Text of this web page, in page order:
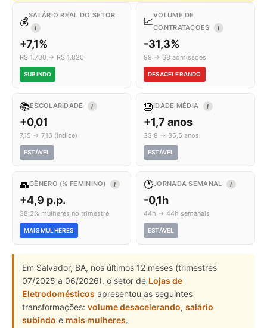
💰
SALÁRIO REAL DO SETOR
I
+7,1%
R$ 1.700 → R$ 1.820
SUBINDO
📈
VOLUME DE
CONTRATAÇÕES
I
-31,3%
99 → 68 admissões
DESACELERANDO
📚ESCOLARIDADE I
+0,01
7,15 → 7,16 (índice)
ESTÁVEL
🎂IDADE MÉDIA I
+1,7 anos
33,8 → 35,5 anos
ESTÁVEL
👥GÊNERO (% FEMININO) I
+4,9 p.p.
38,2% mulheres no trimestre
MAIS MULHERES
🕐JORNADA SEMANAL I
-0,1h
44h → 44h semanais
ESTÁVEL
Em Salvador, BA, nos últimos 12 meses (trimestres
07/2025 a 06/2026), o setor de Lojas de
Eletrodomésticos apresentou as seguintes
transformações: volume desacelerando, salário
subindo e mais mulheres.